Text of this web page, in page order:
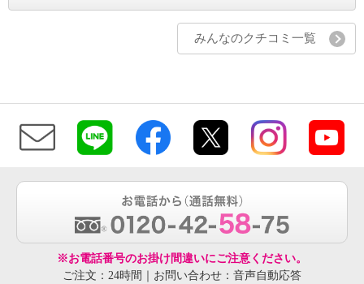
みんなのクチコミ一覧
※お電話番号のお掛け間違いにご注意ください。
ご注文：24時間｜お問い合わせ：音声自動応答